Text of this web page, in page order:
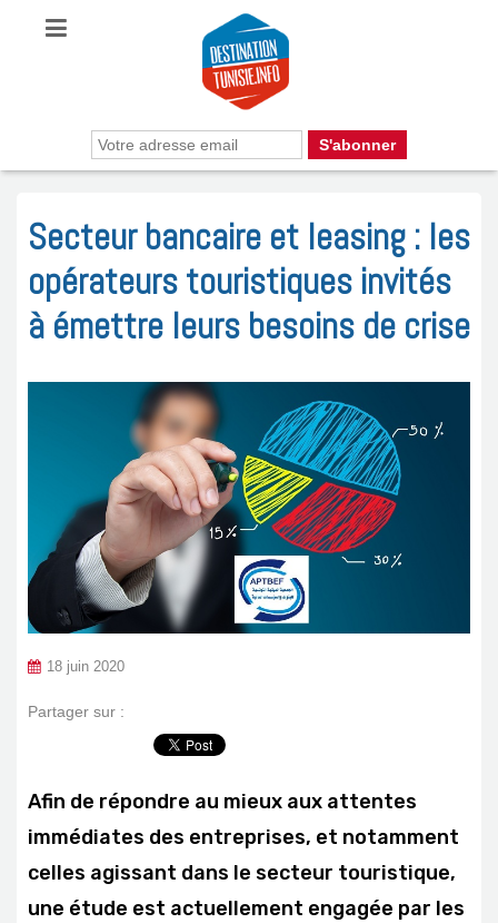
Secteur bancaire et leasing : les
opérateurs touristiques invités
à émettre leurs besoins de crise
18 juin 2020
Partager sur :
Afin de répondre au mieux aux attentes
immédiates des entreprises, et notamment
celles agissant dans le secteur touristique,
une étude est actuellement engagée par les